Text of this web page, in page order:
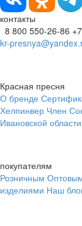
контакты
8 800 550-26-86
kr-
Красная пресня
О бренде
Хелпинвер Член
Ивановской
покупателям
Розничным
изделиями Наш